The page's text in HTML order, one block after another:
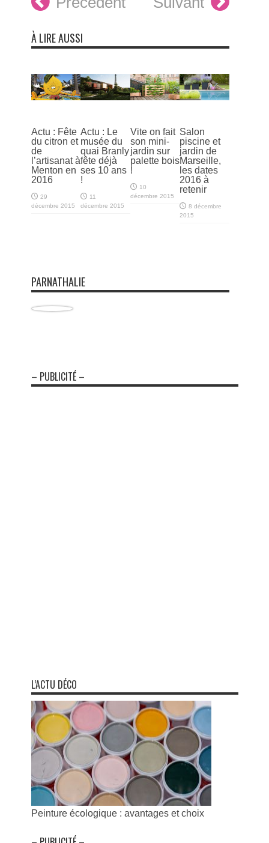
À LIRE AUSSI
Actu : Fête
du citron et
de
l’artisanat à
Menton en
2016
29
décembre 2015
Actu : Le
musée du
quai Branly
fête déjà
ses 10 ans
!
11
décembre 2015
Vite on fait
son mini-
jardin sur
palette bois
!
10
décembre 2015
Salon
piscine et
jardin de
Marseille,
les dates
2016 à
retenir
8 décembre
2015
PARNATHALIE
– PUBLICITÉ –
L’ACTU DÉCO
Peinture écologique : avantages et choix